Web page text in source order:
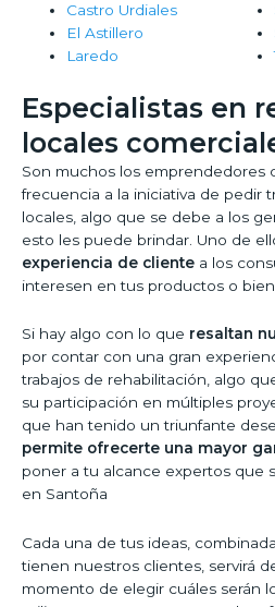
Castro Urdiales
El Astillero
Laredo
Especialistas en
locales
Son muchos los emprendedores
frecuencia a la iniciativa de pedir
locales, algo que se debe a los
esto les puede brindar. Uno de
experiencia de cliente a los
interesen en tus productos o bien
Si hay algo con lo que resaltan
por contar con una gran
trabajos de rehabilitación, algo
su participación en múltiples
que han tenido un triunfante
permite ofrecerte una mayor
poner a tu alcance expertos que
en Santoña
Cada una de tus ideas,
tienen nuestros clientes, servirá
momento de elegir cuáles serán